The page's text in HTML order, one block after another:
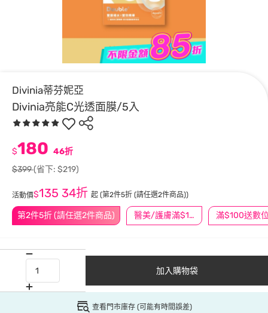
Divinia蒂芬妮亞
Divinia亮能C光透面膜/5入
第2件5折 (請任選2件商品) 醫美/護膚滿$1200送$200
$180 46折
$399(省下: $219)
活動價$135 34折 起 (第2件5折 (請任選2件商品))
加入購物袋
查看門市庫存 (可能有時間誤差)